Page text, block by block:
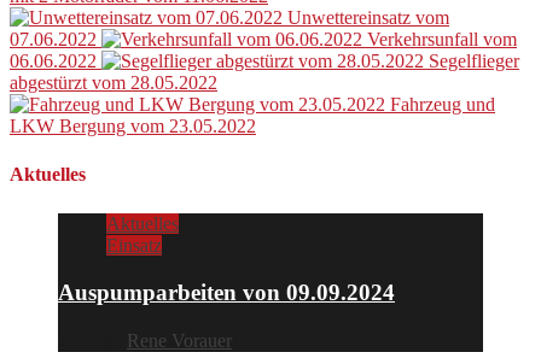
Unwettereinsatz vom
07.06.2022
Verkehrsunfall vom
06.06.2022
Segelflieger
abgestürzt vom 28.05.2022
Fahrzeug und
LKW Bergung vom 23.05.2022
Aktuelles
Aktuelles
Einsatz
Auspumparbeiten von 09.09.2024
Rene Vorauer